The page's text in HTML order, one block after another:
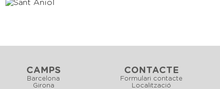
CAMPS
Barcelona
Girona
CONTACTE
Formulari contacte
Localització